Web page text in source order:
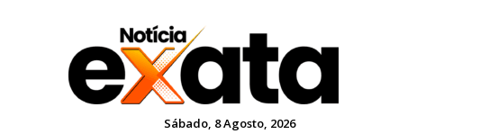
Sábado, 8 Agosto, 2026